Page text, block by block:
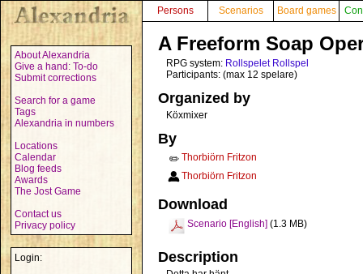
About Alexandria
Give a hand: To-do
Submit corrections
Search for a game
Tags
Alexandria in numbers
Locations
Calendar
Blog feeds
Awards
The Jost Game
Contact us
Privacy policy
Login:
Persons Scenarios Board games
A Freeform Soap
RPG system: Rollspelet Rollspel
Participants: (max 12 spelare)
Organized by
Köxmixer
By
✏️ Thorbiörn Fritzon
Thorbiörn Fritzon
Download
Scenario [English] (1.3 MB)
Description